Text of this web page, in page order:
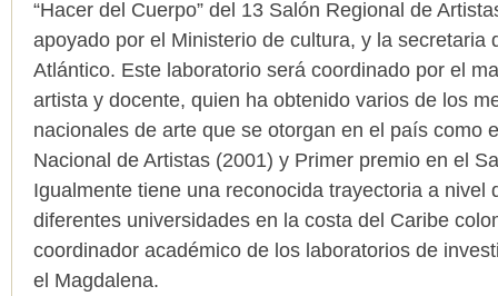
“Hacer del Cuerpo” del 13 Salón Regional de
apoyado por el Ministerio de cultura, y la secretaria
Atlántico. Este laboratorio será coordinado por el
artista y docente, quien ha obtenido varios de los
nacionales de arte que se otorgan en el país como
Nacional de Artistas (2001) y Primer premio en el
Igualmente tiene una reconocida trayectoria a nivel
diferentes universidades en la costa del Caribe
coordinador académico de los laboratorios de
el Magdalena.